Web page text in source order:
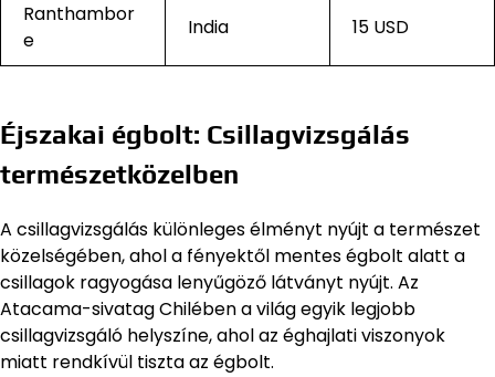
Ranthambor
e
India 15 USD
Éjszakai égbolt: Csillagvizsgálás
természetközelben
A csillagvizsgálás különleges élményt nyújt a természet
közelségében, ahol a fényektől mentes égbolt alatt a
csillagok ragyogása lenyűgöző látványt nyújt. Az
Atacama-sivatag Chilében a világ egyik legjobb
csillagvizsgáló helyszíne, ahol az éghajlati viszonyok
miatt rendkívül tiszta az égbolt.